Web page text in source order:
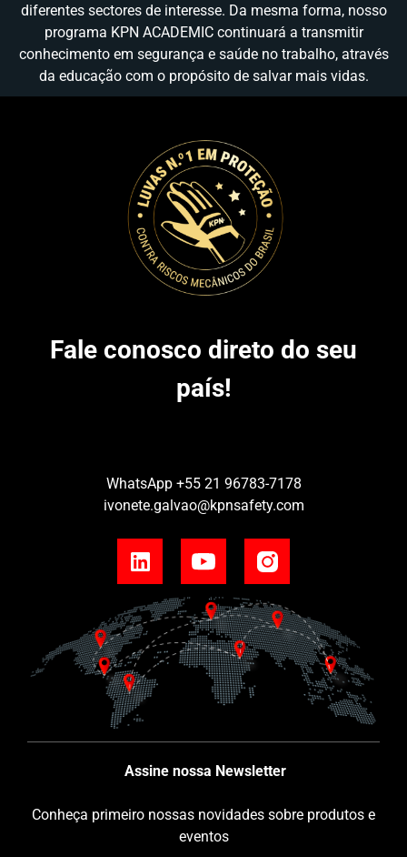
diferentes sectores de interesse. Da mesma forma, nosso
programa KPN ACADEMIC continuará a transmitir
conhecimento em segurança e saúde no trabalho, através
da educação com o propósito de salvar mais vidas.
Fale conosco direto do seu
país!
WhatsApp +55 21 96783-7178
ivonete.galvao@kpnsafety.com
Assine nossa Newsletter
Conheça primeiro nossas novidades sobre produtos e
eventos